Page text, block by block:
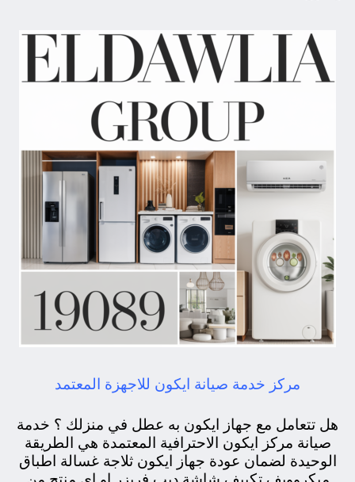
مركز خدمة صيانة ايكون للاجهزة المعتمد
هل تتعامل مع جهاز ايكون به عطل في منزلك ؟ خدمة
صيانة مركز ايكون الاحترافية المعتمدة هي الطريقة
الوحيدة لضمان عودة جهاز ايكون ثلاجة غسالة اطباق